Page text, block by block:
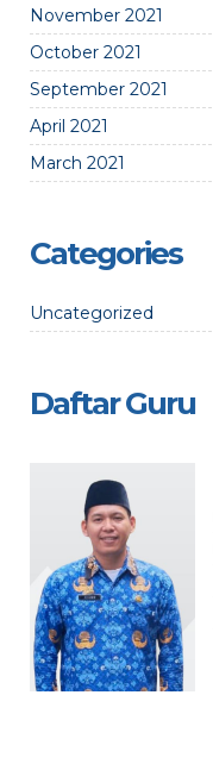
November 2021
October 2021
September 2021
April 2021
March 2021
Categories
Uncategorized
Daftar Guru